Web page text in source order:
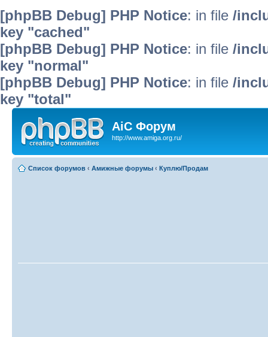
[phpBB Debug] PHP Notice: in file /
key "cached"
[phpBB Debug] PHP Notice: in file /
key "normal"
[phpBB Debug] PHP Notice: in file /
key "total"
AiC Форум
http://www.amiga.org.ru/
Список форумов ‹ Амижные форумы ‹ Куплю/Продам